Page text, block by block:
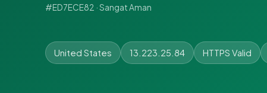
#ED7ECE82 · Sangat Aman
United States 13.223.25.84 HTTPS Valid